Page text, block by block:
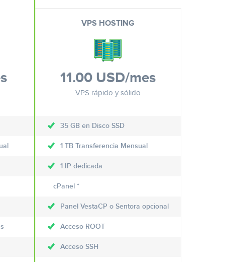
VPS HOSTING
11.00 USD/mes
VPS rápido y sólido
35 GB en Disco SSD
1 TB Transferencia Mensual
1 IP dedicada
cPanel *
Panel VestaCP o Sentora opcional
Acceso ROOT
Acceso SSH